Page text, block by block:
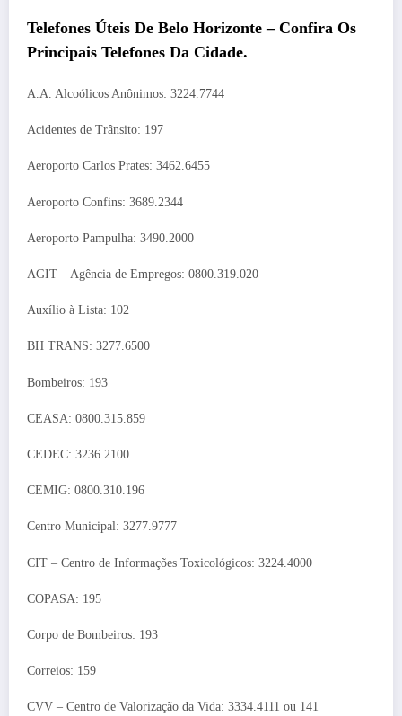
Telefones Úteis De Belo Horizonte – Confira Os
Principais Telefones Da Cidade.
A.A. Alcoólicos Anônimos: 3224.7744
Acidentes de Trânsito: 197
Aeroporto Carlos Prates: 3462.6455
Aeroporto Confins: 3689.2344
Aeroporto Pampulha: 3490.2000
AGIT – Agência de Empregos: 0800.319.020
Auxílio à Lista: 102
BH TRANS: 3277.6500
Bombeiros: 193
CEASA: 0800.315.859
CEDEC: 3236.2100
CEMIG: 0800.310.196
Centro Municipal: 3277.9777
CIT – Centro de Informações Toxicológicos: 3224.4000
COPASA: 195
Corpo de Bombeiros: 193
Correios: 159
CVV – Centro de Valorização da Vida: 3334.4111 ou 141